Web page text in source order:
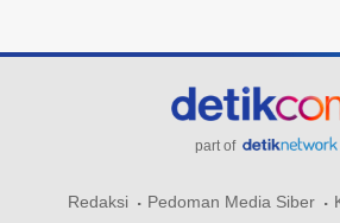
part of
Redaksi Pedoman Media Siber